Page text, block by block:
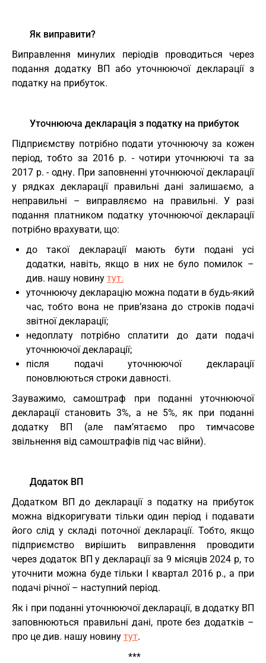
Як виправити?
Виправлення минулих періодів проводиться через
подання додатку ВП або уточнюючої декларації з
податку на прибуток.
Уточнююча декларація з податку на прибуток
Підприємству потрібно подати уточнюючу за кожен
період, тобто за 2016 р. - чотири уточнюючі та за
2017 р. - одну. При заповненні уточнюючої декларації
у рядках декларації правильні дані залишаємо, а
неправильні – виправляємо на правильні. У разі
подання платником податку уточнюючої декларації
потрібно врахувати, що:
до такої декларації мають бути подані усі
додатки, навіть, якщо в них не було помилок –
див. нашу новину тут.
уточнюючу декларацію можна подати в будь-який
час, тобто вона не прив’язана до строків подачі
звітної декларації;
недоплату потрібно сплатити до дати подачі
уточнюючої декларації;
після подачі уточнюючої декларації
поновлюються строки давності.
Зауважимо, самоштраф при поданні уточнюючої
декларації становить 3%, а не 5%, як при поданні
додатку ВП (але пам’ятаємо про тимчасове
звільнення від самоштрафів під час війни).
Додаток ВП
Додатком ВП до декларації з податку на прибуток
можна відкоригувати тільки один період і подавати
його слід у складі поточної декларації. Тобто, якщо
підприємство вирішить виправлення проводити
через додаток ВП у декларації за 9 місяців 2024 р, то
уточнити можна буде тільки І квартал 2016 р., а при
подачі річної – наступний період.
Як і при поданні уточнюючої декларації, в додатку ВП
заповнюються правильні дані, проте без додатків –
про це див. нашу новину тут.
***